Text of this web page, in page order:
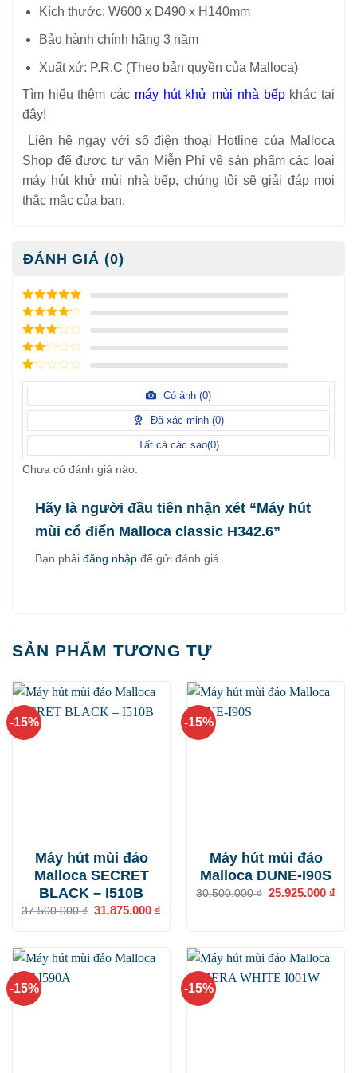
Kích thước: W600 x D490 x H140mm
Bảo hành chính hãng 3 năm
Xuất xứ: P.R.C (Theo bản quyền của Malloca)
Tìm hiểu thêm các máy hút khử mùi nhà bếpkhác tại
đây!
Liên hệ ngay với số điện thoại Hotline của Malloca
Shop để được tư vấn Miễn Phí về sản phẩm các loại
máy hút khử mùi nhà bếp, chúng tôi sẽ giải đáp mọi
thắc mắc của bạn.
ĐÁNH GIÁ (0)
5/ 5 điểm
4/ 5
điểm
3/ 5
điểm
2/
điểm
1
điểm
Có ảnh (0)
Đã xác minh (0)
Tất cả các sao(0)
Chưa có đánh giá nào.
Hãy là người đầu tiên nhận xét “Máy hút
mùi cổ điển Malloca classic H342.6”
Bạn phải đăng nhập để gửi đánh giá.
SẢN PHẨM TƯƠNG TỰ
-15%
Máy hút mùi đảo
Malloca SECRET
BLACK – I510B
37.500.000₫ Giá
31.875.000 ₫
31.875.000 ₫.
-15%
Máy hút mùi đảo
Malloca DUNE-I90S
30.500.000₫ Giá
25.925.000 ₫
-15% -15%